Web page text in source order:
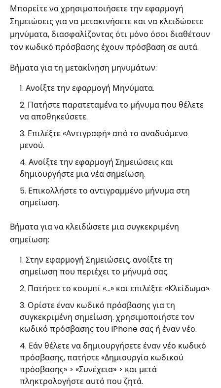
Μπορείτε να χρησιμοποιήσετε την εφαρμογή
Σημειώσεις για να μετακινήσετε και να κλειδώσετε
μηνύματα, διασφαλίζοντας ότι μόνο όσοι διαθέτουν
τον κωδικό πρόσβασης έχουν πρόσβαση σε αυτά.
Βήματα για τη μετακίνηση μηνυμάτων:
Ανοίξτε την εφαρμογή Μηνύματα.
Πατήστε παρατεταμένα το μήνυμα που θέλετε
να αποθηκεύσετε.
Επιλέξτε «Αντιγραφή» από το αναδυόμενο
μενού.
Ανοίξτε την εφαρμογή Σημειώσεις και
δημιουργήστε μια νέα σημείωση.
Επικολλήστε το αντιγραμμένο μήνυμα στη
σημείωση.
Βήματα για να κλειδώσετε μια συγκεκριμένη
σημείωση:
Στην εφαρμογή Σημειώσεις, ανοίξτε τη
σημείωση που περιέχει το μήνυμά σας.
Πατήστε το κουμπί «…» και επιλέξτε «Κλείδωμα».
Ορίστε έναν κωδικό πρόσβασης για τη
συγκεκριμένη σημείωση. χρησιμοποιήστε τον
κωδικό πρόσβασης του iPhone σας ή έναν νέο.
Εάν θέλετε να δημιουργήσετε έναν νέο κωδικό
πρόσβασης, πατήστε «Δημιουργία κωδικού
πρόσβασης» > «Συνέχεια» > και μετά
πληκτρολογήστε αυτό που ζητά.